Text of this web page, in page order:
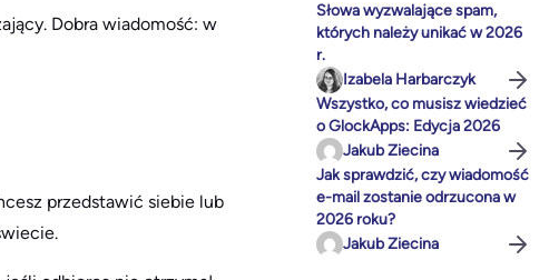
Dobra wiadomość: w
przedstawić siebie lub
Słowa wyzwalające spam,
których należy unikać w 2026
r.
Izabela Harbarczyk
Wszystko, co musisz wiedzieć
o GlockApps: Edycja 2026
Jakub Ziecina
Jak sprawdzić, czy wiadomość
e-mail zostanie odrzucona w
2026 roku?
Jakub Ziecina